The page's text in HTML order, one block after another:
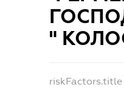
"
riskFactors.title